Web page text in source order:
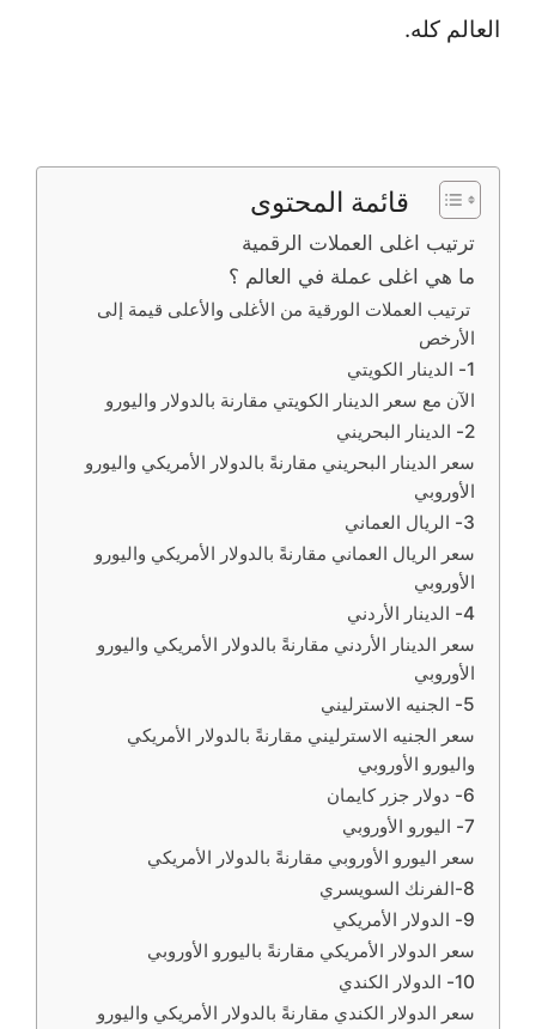
العالم كله.
قائمة المحتوى
ترتيب اغلى العملات الرقمية
ما هي اغلى عملة في العالم ؟
ترتيب العملات الورقية من الأغلى والأعلى قيمة إلى
الأرخص
1- الدينار الكويتي
الآن مع سعر الدينار الكويتي مقارنة بالدولار واليورو
2- الدينار البحريني
سعر الدينار البحريني مقارنةً بالدولار الأمريكي واليورو
الأوروبي
3- الريال العماني
سعر الريال العماني مقارنةً بالدولار الأمريكي واليورو
الأوروبي
4- الدينار الأردني
سعر الدينار الأردني مقارنةً بالدولار الأمريكي واليورو
الأوروبي
5- الجنيه الاسترليني
سعر الجنيه الاسترليني مقارنةً بالدولار الأمريكي
واليورو الأوروبي
6- دولار جزر كايمان
7- اليورو الأوروبي
سعر اليورو الأوروبي مقارنةً بالدولار الأمريكي
8-الفرنك السويسري
9- الدولار الأمريكي
سعر الدولار الأمريكي مقارنةً باليورو الأوروبي
10- الدولار الكندي
سعر الدولار الكندي مقارنةً بالدولار الأمريكي واليورو